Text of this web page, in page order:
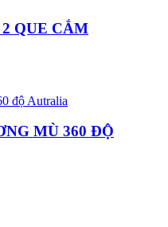
QUE CẮM
MÙ 360 ĐỘ